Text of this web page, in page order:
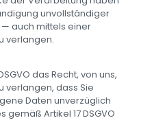
unvollständiger
auch mittels einer
verlangen.
das Recht, von uns,
verlangen, dass Sie
Daten unverzüglich
Artikel 17 DSGVO